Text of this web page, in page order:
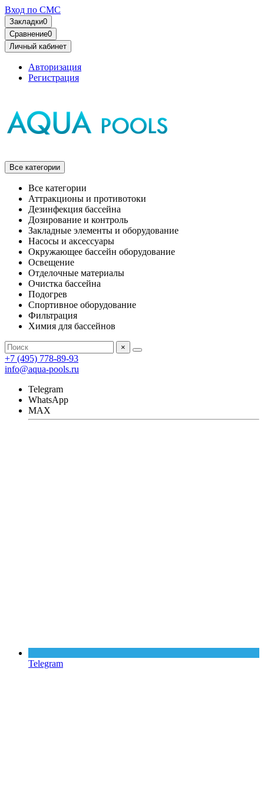
Вход по СМС
Закладки0
Сравнение0
Личный кабинет
Авторизация
Регистрация
Все категории
Все категории
Аттракционы и противотоки
Дезинфекция бассейна
Дозирование и контроль
Закладные элементы и оборудование
Насосы и аксессуары
Окружающее бассейн оборудование
Освещение
Отделочные материалы
Очистка бассейна
Подогрев
Спортивное оборудование
Фильтрация
Химия для бассейнов
×
+7 (495) 778-89-93
info@aqua-pools.ru
Telegram
WhatsApp
MAX
Telegram